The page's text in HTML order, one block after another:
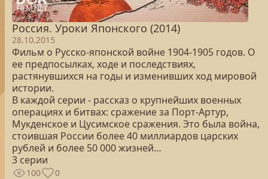
Россия. Уроки Японского (2014)
28.10.2015
Фильм о Русско-японской войне 1904-1905 годов. О
ее предпосылках, ходе и последствиях,
растянувшихся на годы и изменивших ход мировой
истории.
В каждой серии - рассказ о крупнейших военных
операциях и битвах: сражение за Порт-Артур,
Мукденское и Цусимское сражения. Это была война,
стоившая России более 40 миллиардов царских
рублей и более 50 000 жизней…
3 серии
100 0